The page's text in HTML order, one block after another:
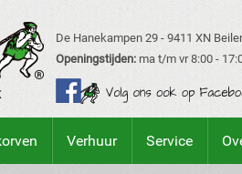
De Hanekampen 29 - 9411 XN
Openingstijden: ma t/m vr 8:00 -
Verhuur Service